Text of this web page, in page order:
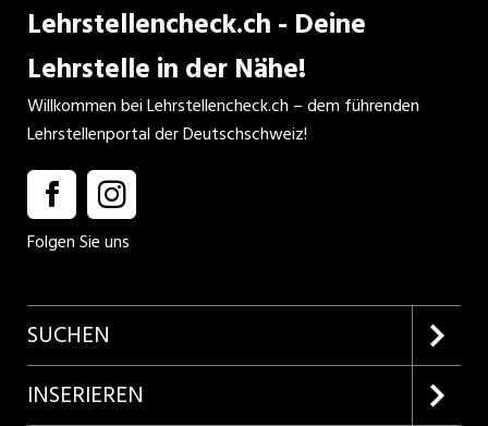
Lehrstellencheck.ch - Deine
Lehrstelle in der Nähe!
Willkommen bei Lehrstellencheck.ch – dem führenden
Lehrstellenportal der Deutschschweiz!
Folgen Sie uns
SUCHEN
Firmenprofile entdecken
INSERIEREN